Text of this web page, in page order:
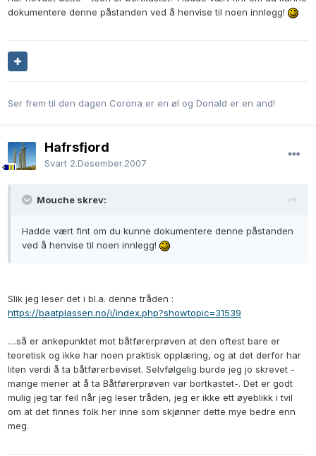
dokumentere denne påstanden ved å henvise til noen innlegg!
Ser frem til den dagen Corona er en øl og Donald er en and!
Hafrsfjord
Svart 2.Desember.2007
Mouche skrev:
Hadde vært fint om du kunne dokumentere denne påstanden
ved å henvise til noen innlegg!
Slik jeg leser det i bl.a. denne tråden :
https://baatplassen.no/i/index.php?showtopic=31539
....så er ankepunktet mot båtførerprøven at den oftest bare er
teoretisk og ikke har noen praktisk opplæring, og at det derfor har
liten verdi å ta båtførerbeviset. Selvfølgelig burde jeg jo skrevet -
mange mener at å ta Båtførerprøven var bortkastet-. Det er godt
mulig jeg tar feil når jeg leser tråden, jeg er ikke ett øyeblikk i tvil
om at det finnes folk her inne som skjønner dette mye bedre enn
meg.